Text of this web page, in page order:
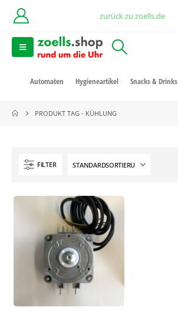
zurück zu zoells.de
Automaten Hygieneartikel Snacks & Drinks
PRODUKT TAG - KÜHLUNG
FILTER